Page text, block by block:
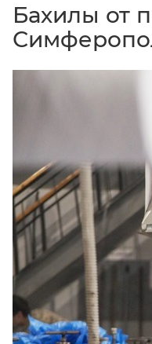
Бахилы от